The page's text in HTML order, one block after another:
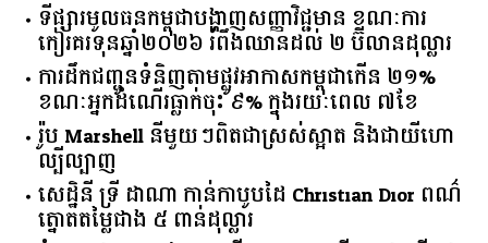
ទីផ្សារ​មូលធន​កម្ពុជា​បង្ហាញ​សញ្ញា​វិជ្ជមាន​ ​ខណៈ​ការ​
កៀរគរ​ទុន​ឆ្នាំ​២០២៦​ ​រំពឹង​ឈានដល់​ ​២​ ​ប៊ីលាន​ដុល្លារ​
ការដឹកជញ្ជូនទំនិញតាមផ្លូវអាកាសកម្ពុជាកើន ២១%
ខណៈអ្នកដំណើរធ្លាក់ចុះ ៩% ក្នុងរយៈពេល ៧ខែ
រ៉ូប Marshell នីមួយៗពិតជាស្រស់ស្អាត និងជាយីហោ
ល្បីល្បាញ
សេដ្ឋិនី ទ្រី ដាណា កាន់កាបូបដៃ Christian Dior ពណ៌
ត្នោតតម្លៃជាង ៥ ពាន់ដុល្លារ